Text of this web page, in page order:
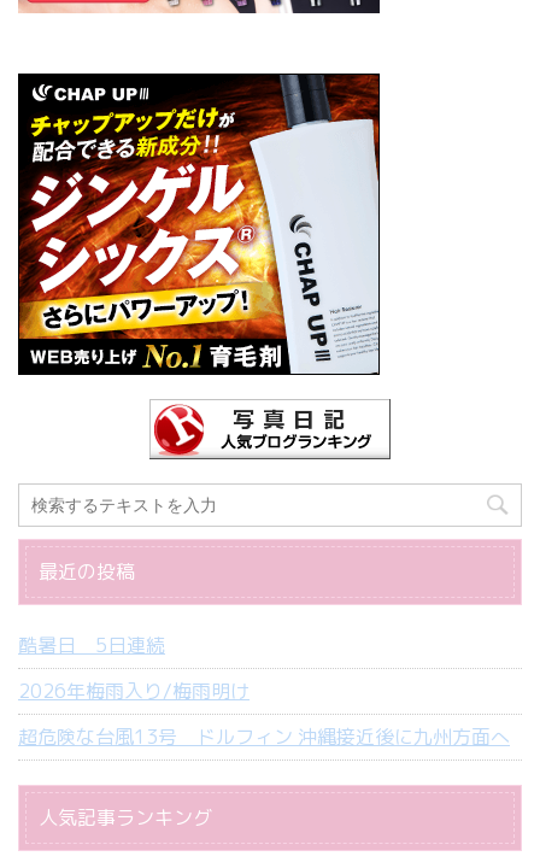
最近の投稿
酷暑日 5日連続
2026年梅雨入り/梅雨明け
超危険な台風13号 ドルフィン 沖縄接近後に九州方面へ
人気記事ランキング